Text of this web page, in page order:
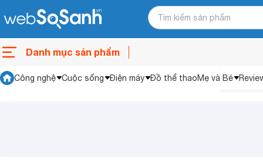
Danh mục sản phẩm
Công nghệ Cuộc sống Điện máy Đồ thể thaoMẹ và Bé